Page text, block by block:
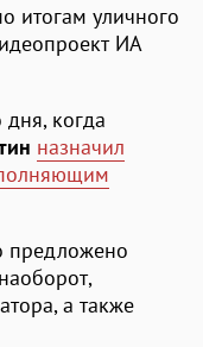
итогам уличного
ИА
когда
назначил
предложено
а также